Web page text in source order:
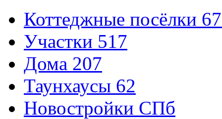
Коттеджные посёлки
Участки 517
Дома 207
Таунхаусы 62
Новостройки СПб